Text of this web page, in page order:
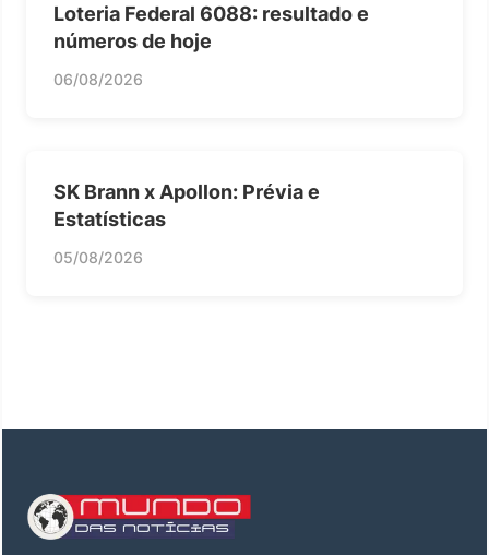
Loteria Federal 6088: resultado e
números de hoje
06/08/2026
SK Brann x Apollon: Prévia e
Estatísticas
05/08/2026